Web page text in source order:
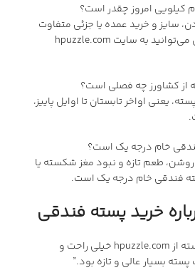
کیلویی امروز چقدر است؟
سایز و خرید عمده یا جزئی متفاوت
است. برای اطلاع دقیق می‌توانید به سایت hpuzzle.com
از کشاورز چه فصلی است؟
یعنی اواخر تابستان تا اوایل پاییز،
خام درجه یک است؟
طعم تازه و نبود مغز شکسته یا
فندقی خام درجه یک است.
خرید پسته فندقی
کاربر ۱: “خرید این پسته از hpuzzle.com خیلی راحت و
بسیار عالی و تازه بود.”